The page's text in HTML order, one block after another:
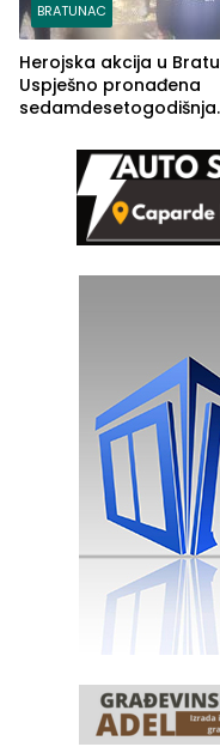
BRATUNAC
Herojska akcija u
Uspješno pronađena
sedamdesetogodišnja
Kravice.